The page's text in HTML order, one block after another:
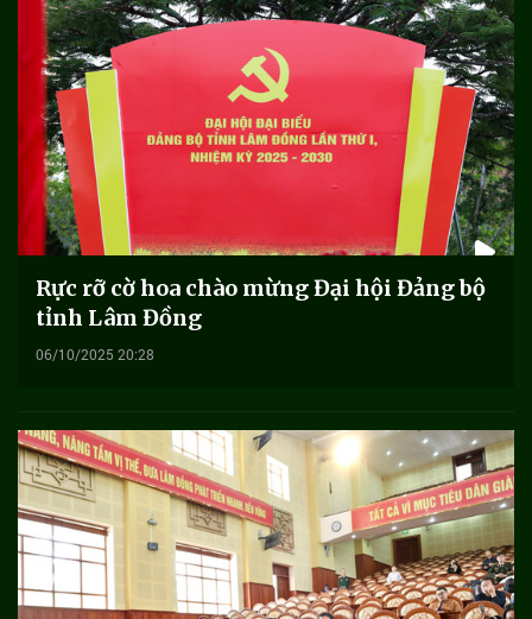
Rực rỡ cờ hoa chào mừng Đại hội Đảng bộ
tỉnh Lâm Đồng
06/10/2025 20:28